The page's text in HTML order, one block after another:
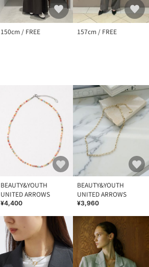
150cm / FREE 157cm / FREE
BEAUTY&YOUTH
UNITED ARROWS
¥4,400
BEAUTY&YOUTH
UNITED ARROWS
¥3,960